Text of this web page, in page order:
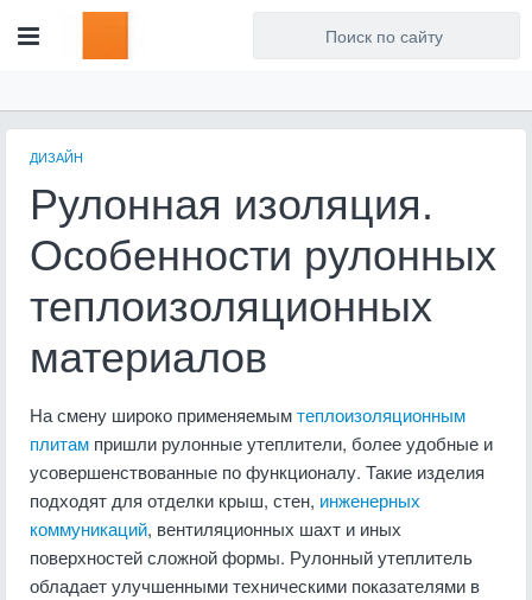
ДИЗАЙН
Рулонная изоляция.
Особенности рулонных
теплоизоляционных
материалов
На смену широко применяемымтеплоизоляционным
плитам пришли рулонные утеплители, более удобные и
усовершенствованные по функционалу. Такие изделия
подходят для отделки крыш, стен, инженерных
коммуникаций, вентиляционных шахт и иных
поверхностей сложной формы. Рулонный утеплитель
обладает улучшенными техническими показателями в
Для любых предложений по
сайту: artist71@cp9.ru